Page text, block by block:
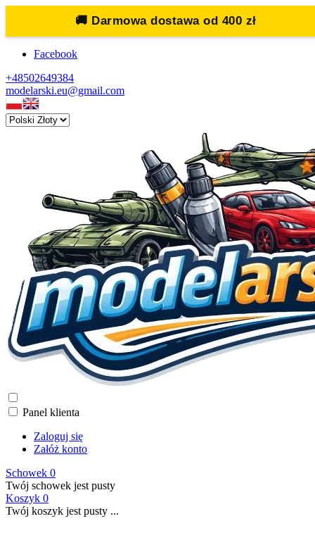
🚚 Darmowa dostawa od 400 zł
Facebook
+48502649384
modelarski.eu@gmail.com
Panel klienta
Zaloguj się
Załóż konto
Schowek 0
Twój schowek jest pusty
Koszyk 0
Twój koszyk jest pusty ...